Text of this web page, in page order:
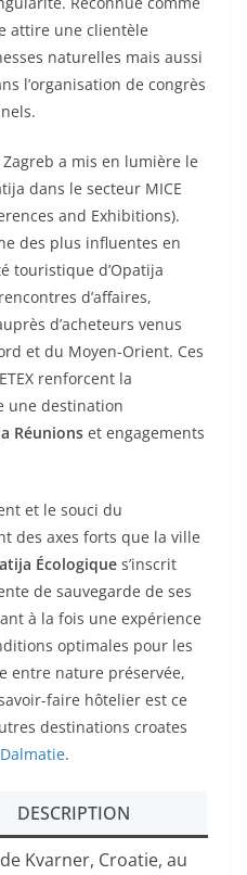
attire une clientèle
naturelles mais aussi
l’organisation de congrès
Zagreb a mis en lumière le
dans le secteur MICE
and Exhibitions).
des plus influentes en
touristique d’Opatija
d’affaires,
d’acheteurs venus
et du Moyen-Orient. Ces
renforcent la
une destination
Réunions et engagements
et le souci du
des axes forts que la ville
Écologique s’inscrit
de sauvegarde de ses
à la fois une expérience
optimales pour les
entre nature préservée,
faire hôtelier est ce
destinations croates
.
DESCRIPTION
Kvarner, Croatie, au